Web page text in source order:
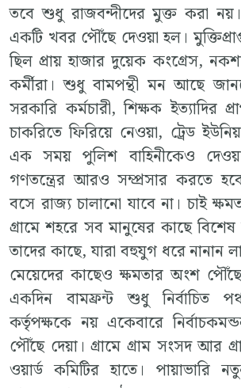
তবে শুধু রাজবন্দীদের মুক্ত করা
একটি খবর পৌঁছে দেওয়া হল।
ছিল প্রায় হাজার দুয়েক কংগ্রেস,
কর্মীরা। শুধু বামপন্থী মন আছে
সরকারি কর্মচারী, শিক্ষক ইত্যাদির
চাকরিতে ফিরিয়ে নেওয়া, ট্রেড
এক সময় পুলিশ বাহিনীকেও
গণতন্ত্রের আরও সম্প্রসার করতে
বসে রাজ্য চালানো যাবে না। চাই
গ্রামে শহরে সব মানুষের কাছে বিশেষ
তাদের কাছে, যারা বহুযুগ ধরে নানান
মেয়েদের কাছেও ক্ষমতার অংশ
একদিন বামফ্রন্ট শুধু নির্বাচিত
কর্তৃপক্ষকে নয় একেবারে
পৌঁছে দেয়া। গ্রামে গ্রাম সংসদ আর
ওয়ার্ড কমিটির হাতে। পায়াভারি